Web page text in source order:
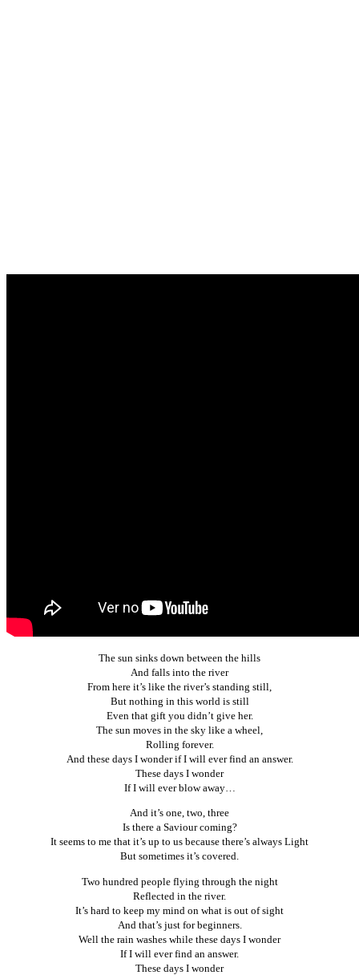
The sun sinks down between the hills
And falls into the river
From here it’s like the river’s standing still,
But nothing in this world is still
Even that gift you didn’t give her.
The sun moves in the sky like a wheel,
Rolling forever.
And these days I wonder if I will ever find an answer.
These days I wonder
If I will ever blow away…
And it’s one, two, three
Is there a Saviour coming?
It seems to me that it’s up to us because there’s always Light
But sometimes it’s covered.
Two hundred people flying through the night
Reflected in the river.
It’s hard to keep my mind on what is out of sight
And that’s just for beginners.
Well the rain washes while these days I wonder
If I will ever find an answer.
These days I wonder